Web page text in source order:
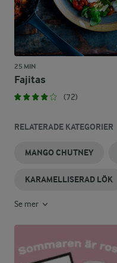
25 MIN
Fajitas
(72)
RELATERADE KATEGORIER
MANGO CHUTNEY
KARAMELLISERAD LÖK
Se mer